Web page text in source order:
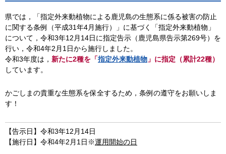
県では，「指定外来動植物による鹿児島の生態系に係る被害の防止
に関する条例（平成31年4月施行）」に基づく「指定外来動植物」
について，令和3年12月14日に指定告示（鹿児島県告示第269号）を
行い，令和4年2月1日から施行しました。
令和3年度は， 新たに2種を「指定外来動植物 」に指定（累計22種）
しています。
かごしまの貴重な生態系を保全するため，条例の遵守をお願いしま
す！
【告示日】令和3年12月14日
【施行日】令和4年2月1日※運用開始の日